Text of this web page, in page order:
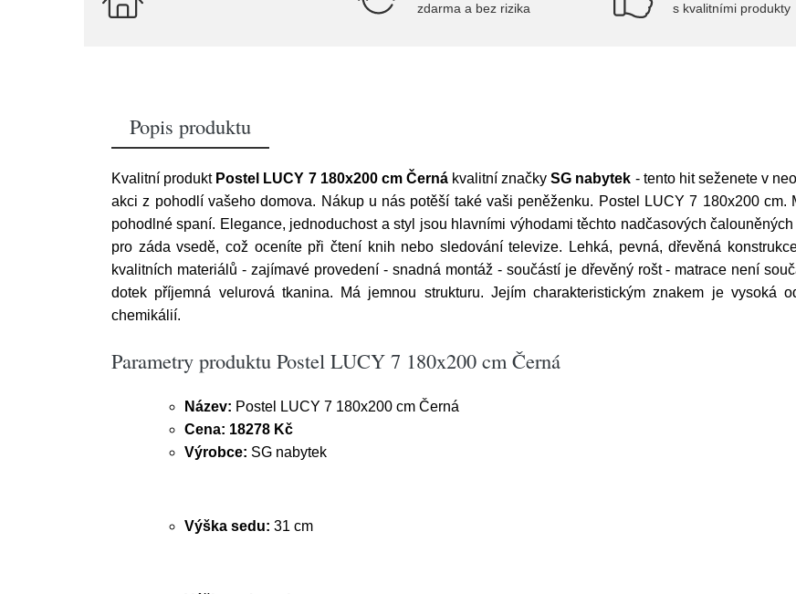
zdarma a bez rizika s kvalitními produkty
Popis produktu
Kvalitní produkt Postel LUCY 7 180x200 cm Černákvalitní značkySG nabytek - tento hit seženete v
akci z pohodlí vašeho domova. Nákup u nás potěší také vaši peněženku. Postel LUCY 7 180x200
pohodlné spaní. Elegance, jednoduchost a styl jsou hlavními výhodami těchto nadčasových
pro záda vsedě, což oceníte při čtení knih nebo sledování televize. Lehká, pevná, dřevěná
kvalitních materiálů - zajímavé provedení - snadná montáž - součástí je dřevěný rošt - matrace není
dotek příjemná velurová tkanina. Má jemnou strukturu. Jejím charakteristickým znakem je vysoká
chemikálií.
Parametry produktu Postel LUCY 7 180x200 cm Černá
Název: Postel LUCY 7 180x200 cm Černá
Cena: 18278 Kč
Výrobce: SG nabytek
Výška sedu: 31 cm